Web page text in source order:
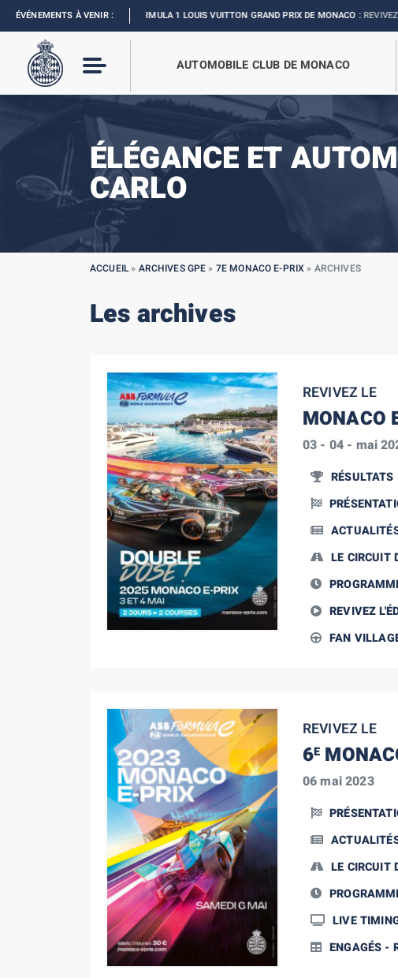
ÉVÉNEMENTS À VENIR :
FORMULA 1 LOUIS VUITTON GRAND PRIX DE MONACO :REVIVEZ L’ÉVÈNEMENT
AUTOMOBILE CLUB DE MONACO
ÉLÉGANCE ET
CARLO
ACCUEIL» ARCHIVES GPE » 7E MONACO E-PRIX » ARCHIVES
Les archives
REVIVEZ LE
MONACO
03 - 04 - mai
RÉSULTATS
LE CIRCUIT
REVIVEZ
FAN
REVIVEZ LE
6E
06 mai 2023
LE CIRCUIT
LIVE
ENGAGÉS -